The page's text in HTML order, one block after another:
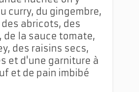
curry, du gingembre,
abricots, des
de la sauce tomate,
des raisins secs,
et d'une garniture à
et de pain imbibé